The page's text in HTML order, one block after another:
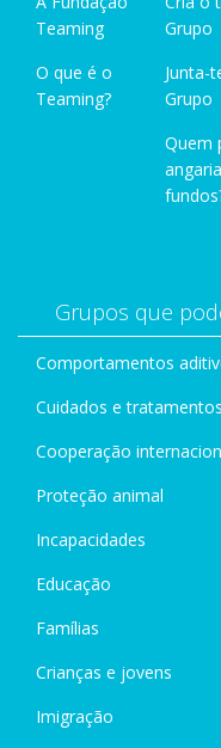
Teaming
O que é o
Teaming?
Grupo
Junta-
Grupo
Quem
Grupos que
Comportamentos
Cuidados e
Cooperação
Proteção animal
Incapacidades
Educação
Famílias
Crianças e jovens
Imigração